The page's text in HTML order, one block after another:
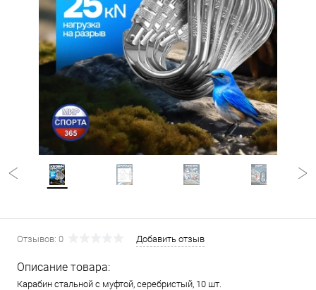
Отзывов: 0 Добавить отзыв
Описание товара:
Карабин стальной с муфтой, серебристый, 10 шт.